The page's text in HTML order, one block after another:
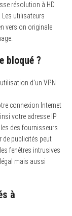
résolution à HD
utilisateurs
version originale
bloqué ?
d’un VPN
connexion Internet
votre adresse IP
des fournisseurs
de publicités peut
fenêtres intrusives
mais aussi
à